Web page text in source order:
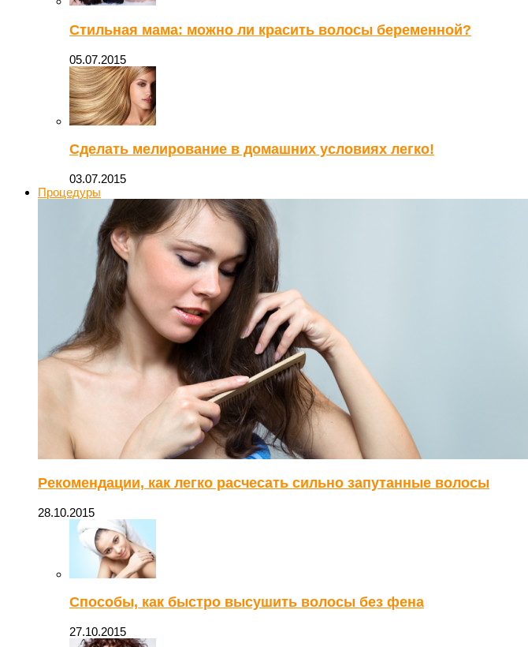
Стильная мама: можно ли красить волосы беременной?
05.07.2015
Сделать мелирование в домашних условиях легко!
03.07.2015
Процедуры
Рекомендации, как легко расчесать сильно запутанные волосы
28.10.2015
Способы, как быстро высушить волосы без фена
27.10.2015